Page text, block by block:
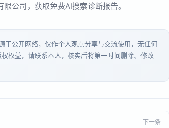
公司，获取免费AI搜索诊断报告。
于公开网络，仅作个人观点分享与交流使用，无任何
权益，请联系本人，核实后将第一时间删除、修改
下一条